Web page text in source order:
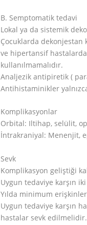
B. Semptomatik tedavi
Lokal ya da sistemik
Çocuklarda dekonjestan
ve hipertansif
kullanılmamalıdır.
Analjezik antipiretik (
Antihistaminikler
Komplikasyonlar
Orbital: Iltihap, selülit,
İntrakraniyal: Menenjit,
Sevk
Komplikasyon geliştiği
Uygun tedaviye karşın
Yılda minimum
Uygun tedaviye karşın
hastalar sevk edilmelidir.